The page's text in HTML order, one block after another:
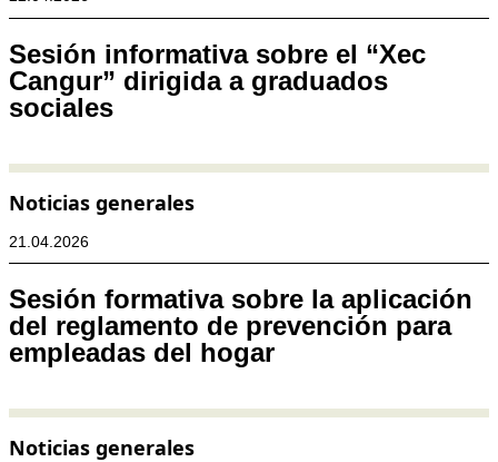
Sesión informativa sobre el “Xec
Cangur” dirigida a graduados
sociales
Noticias generales
21.04.2026
Sesión formativa sobre la aplicación
del reglamento de prevención para
empleadas del hogar
Noticias generales